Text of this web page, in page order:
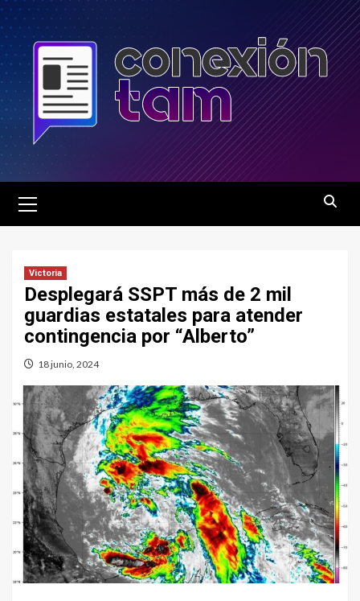
Saltar
al
contenido
principal
Victoria
Desplegará SSPT más de 2 mil
guardias estatales para atender
contingencia por “Alberto”
18 junio, 2024